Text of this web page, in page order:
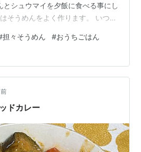
とシュウマイを夕飯に食べる事にし
そうめんをよく作ります。 いつも
ものを作ってみた！ 結論からいう
ピの写真とは、色、ビジュアルが
てしまった。。。 まず、材料（2
・豚ひき肉 200ｇ ・すりごま 大
・鶏ガラスープの素 大さじ1 ・
担々そうめん #おうちごはん
ドカレー